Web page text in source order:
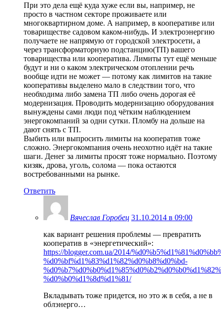
При это дела ещё куда хуже если вы, например, не
просто в частном секторе проживаете или
многоквартирном доме. А например, в кооперативе или
товариществе садовом каком-нибудь. И электроэнергию
получаете не напрямую от городской электросети, а
через трансформаторную подстанцию(ТП) вашего
товарищества или кооператива. Лимиты тут ещё меньше
будут и ни о каком электрическом отоплении речь
вообще идти не может — потому как лимитов на такие
кооперативы выделено мало в следствии того, что
необходима либо замена ТП либо очень дорогая её
модернизация. Проводить модернизацию оборудования
вынуждены сами люди под чётким наблюдением
энергокомпаний за одни сутки. Пломбу на дольше на
дают снять с ТП.
Выбить или выпросить лимиты на кооператив тоже
сложно. Энергокомпания очень неохотно идёт на такие
шаги. Денег за лимиты просят тоже нормально. Поэтому
кизяк, дрова, уголь, солома — пока остаются
востребованными на рынке.
Ответить
Вячеслав Горобец 31.10.2014 в 09:00
как вариант решения проблемы — превратить
кооператив в «энергетический»:
https://blogger.com.ua/2014/
%d0%bf%d1%83%d1%82%d0%b8%d0%bd-
%d0%b0%d1%8d%d1%81/
Вкладывать тоже придется, но это ж в себя, а не в
облэнерго…